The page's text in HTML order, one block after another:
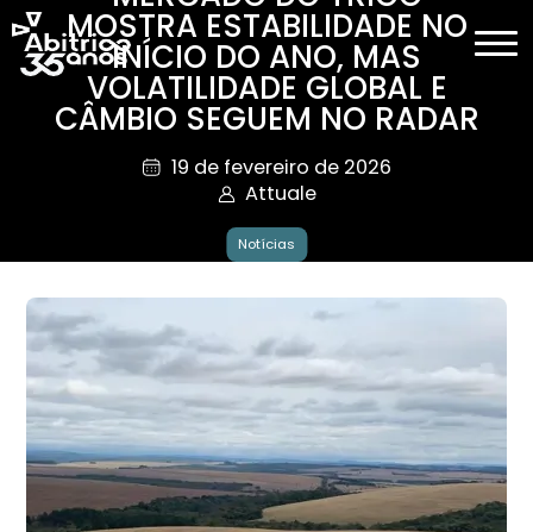
MOSTRA ESTABILIDADE NO
INÍCIO DO ANO, MAS
VOLATILIDADE GLOBAL E
CÂMBIO SEGUEM NO RADAR
19 de fevereiro de 2026
Attuale
Notícias